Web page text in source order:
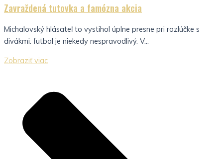
Zavraždená tutovka a famózna akcia
Michalovský hlásateľ to vystihol úplne presne pri rozlúčke s
divákmi: futbal je niekedy nespravodlivý. V...
Zobraziť viac